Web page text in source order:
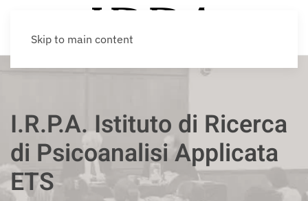
Skip to main content
I.R.P.A. Istituto di Ricerca
di Psicoanalisi Applicata
ETS